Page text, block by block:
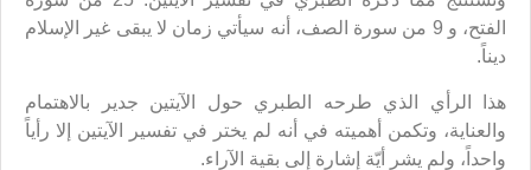
الفتح، و 9 من سورة الصف، أنه سيأتي زمان لا يبقى غير الإسلام
ديناً.
هذا الرأي الذي طرحه الطبري حول الآيتين جدير بالاهتمام
والعناية، وتكمن أهميته في أنه لم يختر في تفسير الآيتين إلا رأياً
واحداً، ولم يشر أيّة إشارة إلى بقية الآراء.